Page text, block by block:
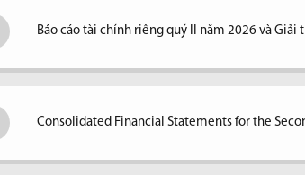
Báo cáo tài chính riêng quý II năm 2026 và
Consolidated Financial Statements for the